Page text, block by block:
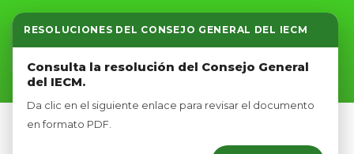
RESOLUCIONES DEL CONSEJO GENERAL DEL IECM
Consulta la resolución del Consejo General
del IECM.
Da clic en el siguiente enlace para revisar el documento
en formato PDF.
Inicio
Nosotros
Afíliate